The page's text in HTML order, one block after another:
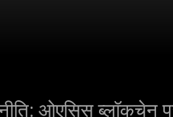
ओएसिस ब्लॉकचेन